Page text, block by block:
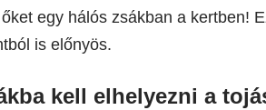
egy hálós zsákban a kertben!
is előnyös.
kell elhelyezni a